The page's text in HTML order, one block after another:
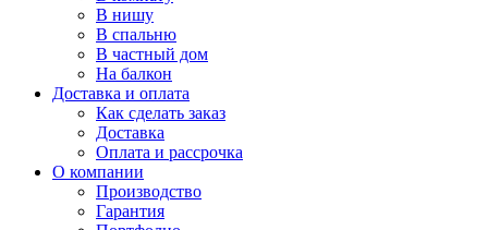
В нишу
В спальню
В частный дом
На балкон
Доставка и оплата
Как сделать заказ
Доставка
Оплата и рассрочка
О компании
Производство
Гарантия